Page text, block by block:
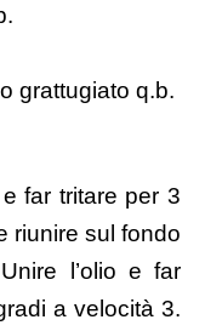
grattugiato q.b.
far tritare per 3
riunire sul fondo
l’olio e far
a velocità 3.